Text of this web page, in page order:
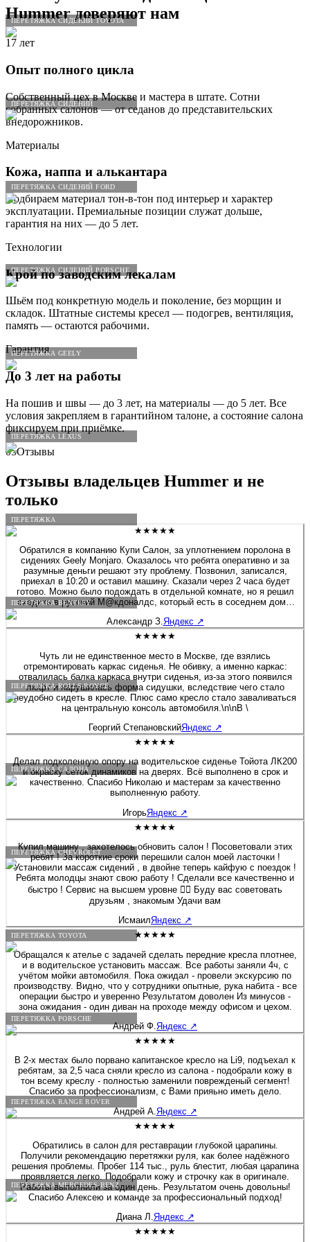
ПЕРЕТЯЖКА СИДЕНИЙ TOYOTA
ПЕРЕТЯЖКА СИДЕНИЙ
ПЕРЕТЯЖКА СИДЕНИЙ FORD
ПЕРЕТЯЖКА СИДЕНИЙ PORSCHE
ПЕРЕТЯЖКА GEELY
ПЕРЕТЯЖКА LEXUS
ПЕРЕТЯЖКА
ПЕРЕТЯЖКА BENTLEY
ПЕРЕТЯЖКА ROLLS-ROYCE
ПЕРЕТЯЖКА САЛОНА
ПЕРЕТЯЖКА CHEVROLET
ПЕРЕТЯЖКА TOYOTA
ПЕРЕТЯЖКА PORSCHE
ПЕРЕТЯЖКА RANGE ROVER
ПЕРЕТЯЖКА MERCEDES-BENZ
Hummerдоверяют нам
17 лет
Опыт полного цикла
Собственный цех в Москве и мастера в штате. Сотни
собранных салонов — от седанов до представительских
внедорожников.
Материалы
Кожа, наппа и алькантара
Подбираем материал тон-в-тон под интерьер и характер
эксплуатации. Премиальные позиции служат дольше,
гарантия на них — до 5 лет.
Технологии
Крой по заводским лекалам
Шьём под конкретную модель и поколение, без морщин и
складок. Штатные системы кресел — подогрев, вентиляция,
память — остаются рабочими.
Гарантия
До 3 лет на работы
На пошив и швы — до 3 лет, на материалы — до 5 лет. Все
условия закрепляем в гарантийном талоне, а состояние салона
фиксируем при приёмке.
05Отзывы
Отзывы владельцев Hummer и не
только
★★★★★
Обратился в компанию Купи Салон, за уплотнением поролона в
сидениях Geely Monjaro. Оказалось что ребята оперативно и за
разумные деньги решают эту проблему. Позвонил, записался,
приехал в 10:20 и оставил машину. Сказали через 2 часа будет
готово. Можно было подождать в отдельной комнате, но я решил
сходить в русский М@кдоналдс, который есть в соседнем доме.
аккуратно, места действительно стали гораздо плотнее, то что я и
хотел! Фото до и после прилагаю. Спасибо за вашу работу,
Александр З.Яндекс ↗
★★★★★
Чуть ли не единственное место в Москве, где взялись
отремонтировать каркас сиденья. Не обивку, а именно каркас:
отвалилась балка каркаса внутри сиденья, из-за этого появился
люфт и нарушилась форма сидушки, вследствие чего стало
неудобно сидеть в кресле. Плюс само кресло стало заваливаться
на центральную консоль автомобиля.\n\nВ \
Георгий СтепановскийЯндекс ↗
★★★★★
Делал подколенную опору на водительское сиденье Тойота ЛК200
и окраску сеток динамиков на дверях. Всё выполнено в срок и
качественно. Спасибо Николаю и мастерам за качественно
выполненную работу.
ИгорьЯндекс ↗
★★★★★
Купил машину , захотелось обновить салон ! Посоветовали этих
ребят ! За короткие сроки перешили салон моей ласточки !
Установили массаж сидений , в двойне теперь кайфую с поездок !
Ребята молодцы знают свою работу ! Сделали все качественно и
быстро ! Сервис на высшем уровне 👍🏻 Буду вас советовать
друзьям , знакомым Удачи вам
ИсмаилЯндекс ↗
★★★★★
Обращался к ателье с задачей сделать передние кресла плотнее,
и в водительское установить массаж. Все работы заняли 4ч, с
учётом мойки автомобиля. Пока ожидал - провели экскурсию по
производству. Видно, что у сотрудники опытные, рука набита - все
операции быстро и уверенно Результатом доволен Из минусов -
зона ожидания - один диван на проходе между офисом и цехом.
Андрей Ф. Яндекс ↗
★★★★★
В 2-х местах было порвано капитанское кресло на Li9, подъехал к
ребятам, за 2,5 часа сняли кресло из салона - подобрали кожу в
тон всему креслу - полностью заменили поврежденый сегмент!
Спасибо за профессионализм, с Вами прияьно иметь дело.
Андрей А. Яндекс ↗
★★★★★
Обратились в салон для реставрации глубокой царапины.
Получили рекомендацию перетяжки руля, как более надёжного
решения проблемы. Пробег 114 тыс., руль блестит, любая царапина
проявляется легко. Подобрали кожу и строчку как в оригинале.
Работы выполнили за один день. Результатом очень довольны!
Спасибо Алексею и команде за профессиональный подход!
Диана Л.Яндекс ↗
★★★★★